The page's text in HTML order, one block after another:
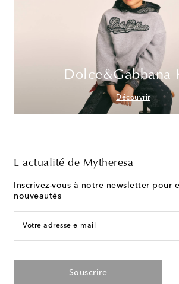
Dolce&Gabbana
Découvrir
L'actualité de Mytheresa
Inscrivez-vous à notre newsletter pour
nouveautés
Votre adresse e-mail
Souscrire